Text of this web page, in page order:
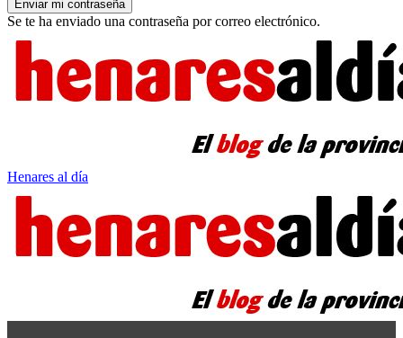
Se te ha enviado una contraseña por correo electrónico.
Henares al día